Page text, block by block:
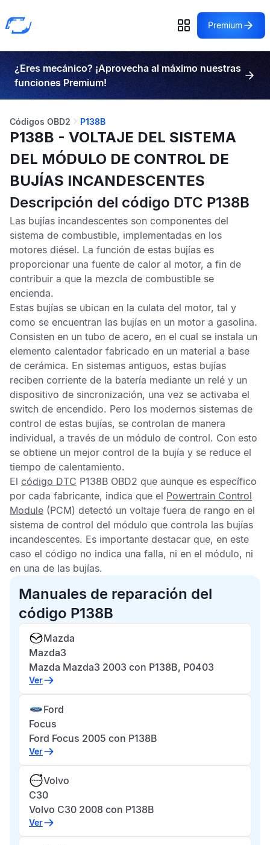
Premium
¿Eres mecánico? ¡Aprovecha al máximo nuestras
funciones Premium!
Códigos OBD2 P138B
P138B - VOLTAJE DEL SISTEMA
DEL MÓDULO DE CONTROL DE
BUJÍAS INCANDESCENTES
Descripción del código DTC P138B
Las bujías incandescentes son componentes del
sistema de combustible, implementadas en los
motores diésel. La función de estas bujías es
proporcionar una fuente de calor al motor, a fin de
contribuir a que la mezcla de combustible se
encienda.
Estas bujías se ubican en la culata del motor, tal y
como se encuentran las bujías en un motor a gasolina.
Consisten en un tubo de acero, en el cual se instala un
elemento calentador fabricado en un material a base
de cerámica. En sistemas antiguos, estas bujías
reciben corriente de la batería mediante un relé y un
dispositivo de sincronización, una vez se activaba el
switch de encendido. Pero los modernos sistemas de
control de estas bujías, se controlan de manera
individual, a través de un módulo de control. Con esto
se obtiene un mejor control de la bujía y se reduce el
tiempo de calentamiento.
El código DTC P138B OBD2 que aunque es específico
por cada fabricante, indica que el Powertrain Control
Module (PCM) detectó un voltaje fuera de rango en el
sistema de control del módulo que controla las bujías
incandescentes. Es importante destacar que, en este
caso el código no indica una falla, ni en el módulo, ni
en una de las bujías.
Manuales de reparación del
código P138B
Mazda
Mazda3
Mazda Mazda3 2003 con P138B, P0403
Ver
Ford
Focus
Ford Focus 2005 con P138B
Ver
Volvo
C30
Volvo C30 2008 con P138B
Ver